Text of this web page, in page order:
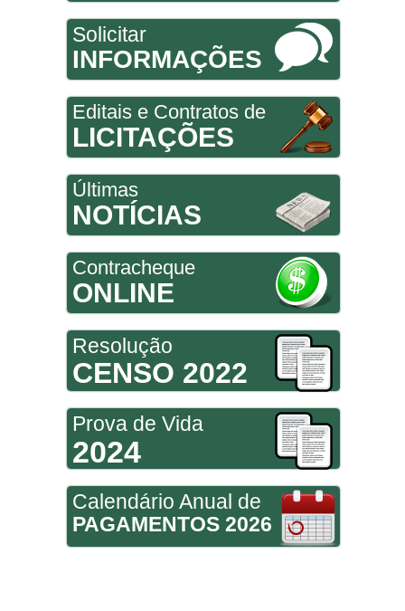
Solicitar
INFORMAÇÕES
Editais e Contratos de
LICITAÇÕES
Últimas
NOTÍCIAS
Contracheque
ONLINE
Resolução
CENSO 2022
Prova de Vida
2024
Calendário Anual de
PAGAMENTOS 2026